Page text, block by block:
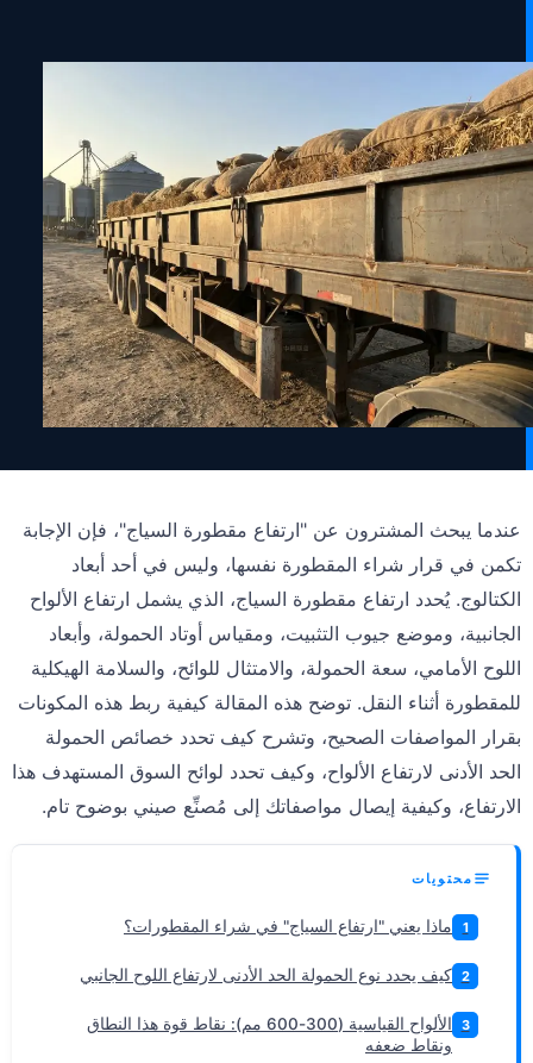
عندما يبحث المشترون عن "ارتفاع مقطورة السياج"، فإن الإجابة
تكمن في قرار شراء المقطورة نفسها، وليس في أحد أبعاد
الكتالوج. يُحدد ارتفاع مقطورة السياج، الذي يشمل ارتفاع الألواح
الجانبية، وموضع جيوب التثبيت، ومقياس أوتاد الحمولة، وأبعاد
اللوح الأمامي، سعة الحمولة، والامتثال للوائح، والسلامة الهيكلية
للمقطورة أثناء النقل. توضح هذه المقالة كيفية ربط هذه المكونات
بقرار المواصفات الصحيح، وتشرح كيف تحدد خصائص الحمولة
الحد الأدنى لارتفاع الألواح، وكيف تحدد لوائح السوق المستهدف هذا
الارتفاع، وكيفية إيصال مواصفاتك إلى مُصنِّع صيني بوضوح تام.
محتويات
1 ماذا يعني "ارتفاع السياج" في شراء المقطورات؟
2 كيف يحدد نوع الحمولة الحد الأدنى لارتفاع اللوح الجانبي
3
الألواح القياسية (300-600 مم): نقاط قوة هذا النطاق
ونقاط ضعفه